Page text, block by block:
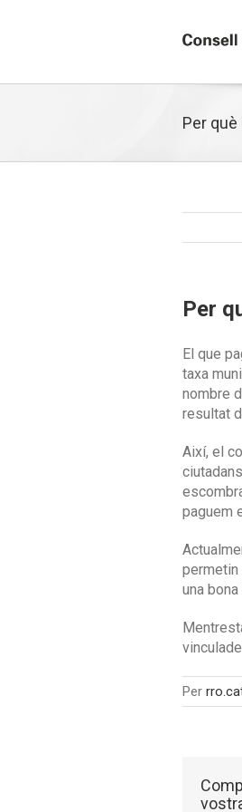
Per
Per
El que
taxa
nombre
resultat
Així, el
paguem
una
Per